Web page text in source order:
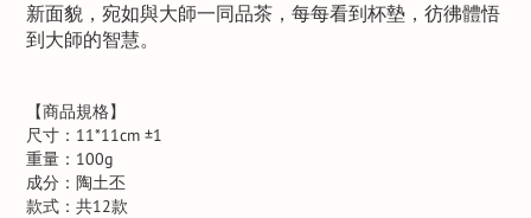
新面貌，宛如與大師一同品茶，每每看到杯墊，彷彿體悟
到大師的智慧。
【商品規格】
尺寸：11*11cm ±1
重量：100g
成分：陶土丕
款式：共12款